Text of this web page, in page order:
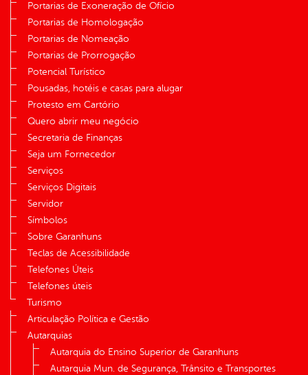
Portarias de Exoneração de Ofício
Portarias de Homologação
Portarias de Nomeação
Portarias de Prorrogação
Potencial Turístico
Pousadas, hotéis e casas para alugar
Protesto em Cartório
Quero abrir meu negócio
Secretaria de Finanças
Seja um Fornecedor
Serviços
Serviços Digitais
Servidor
Símbolos
Sobre Garanhuns
Teclas de Acessibilidade
Telefones Úteis
Telefones úteis
Turismo
Articulação Política e Gestão
Autarquias
Autarquia do Ensino Superior de Garanhuns
Autarquia Mun. de Segurança, Trânsito e Transportes